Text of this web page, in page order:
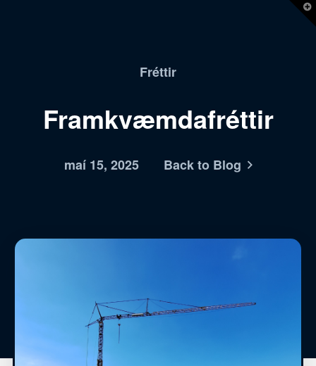
Fréttir
Framkvæmdafréttir
maí 15, 2025 Back to Blog